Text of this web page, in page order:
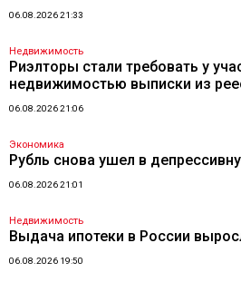
06.08.2026 21:33
Недвижимость
Риэлторы стали требовать у
недвижимостью выписки из
06.08.2026 21:06
Экономика
Рубль снова ушел в
06.08.2026 21:01
Недвижимость
Выдача ипотеки в России
06.08.2026 19:50